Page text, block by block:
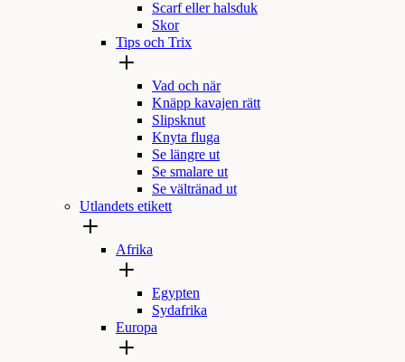
Scarf eller halsduk
Skor
Tips och Trix
Vad och när
Knäpp kavajen rätt
Slipsknut
Knyta fluga
Se längre ut
Se smalare ut
Se vältränad ut
Utlandets etikett
Afrika
Egypten
Sydafrika
Europa